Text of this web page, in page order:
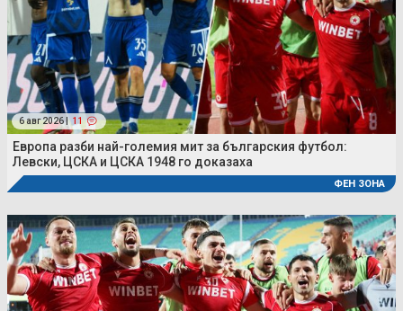
6 авг 2026 | 11
Европа разби най-големия мит за българския футбол:
Левски, ЦСКА и ЦСКА 1948 го доказаха
ФЕН ЗОНА